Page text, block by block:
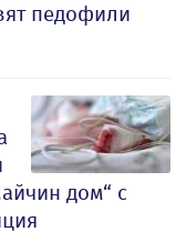
педофили
дом“ с